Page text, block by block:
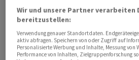
Kategorie, die
hinterher. Immerhin sei die
Kaskoversicherung im Vergleich
gewesen, während die
Motorhaftpflicht einen weiteren
Wir und unsere Partner verarbeiten
bereitzustellen:
Verwendung genauer Standortdaten.
aktiv abfragen. Speichern von oder Zugriff auf
Personalisierte Werbung und Inhalte, Messung von
Performance von Inhalten, Zielgruppenforschung